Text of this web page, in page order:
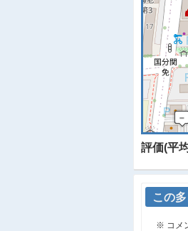
評価(平
この
※ コメ